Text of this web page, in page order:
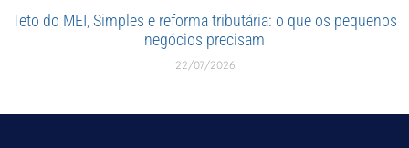
Teto do MEI, Simples e reforma tributária: o que os pequenos
negócios precisam
22/07/2026